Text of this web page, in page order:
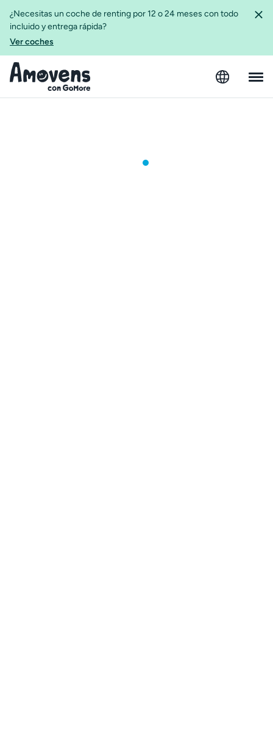
¿Necesitas un coche de renting por 12 o 24 meses con todo
incluido y entrega rápida?
Ver coches